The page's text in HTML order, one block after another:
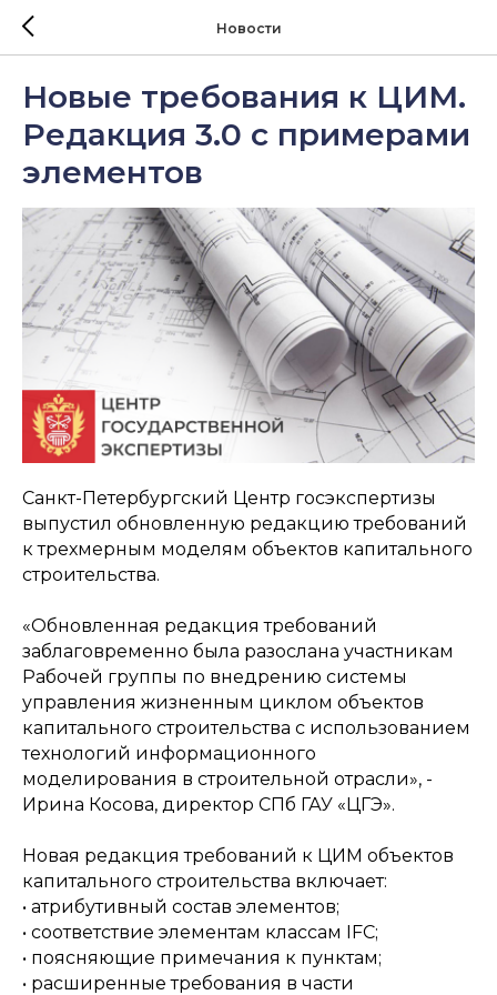
Новости
Новые требования к ЦИМ.
Редакция 3.0 с примерами
элементов
Санкт-Петербургский Центр госэкспертизы
выпустил обновленную редакцию требований
к трехмерным моделям объектов капитального
строительства.
«Обновленная редакция требований
заблаговременно была разослана участникам
Рабочей группы по внедрению системы
управления жизненным циклом объектов
капитального строительства с использованием
технологий информационного
моделирования в строительной отрасли», -
Ирина Косова, директор СПб ГАУ «ЦГЭ».
Новая редакция требований к ЦИМ объектов
капитального строительства включает:
• атрибутивный состав элементов;
• соответствие элементам классам IFC;
• поясняющие примечания к пунктам;
• расширенные требования в части